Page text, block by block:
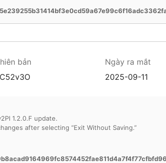
bản Ngày ra mắt
2025-09-11
1.2.0.F update.
after selecting “Exit Without Saving.”